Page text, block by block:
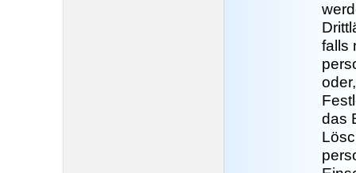
falls
das